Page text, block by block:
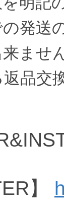
発送
ませ
品交
】